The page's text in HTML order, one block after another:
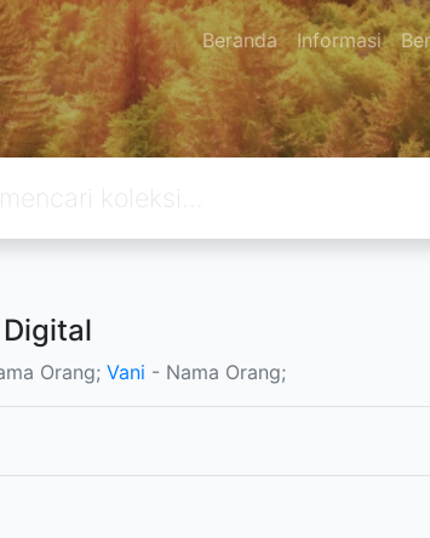
Beranda Informasi
Orang; Vani - Nama Orang;